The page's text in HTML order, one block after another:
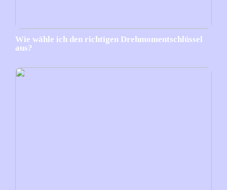
Wie wähle ich den richtigen Drehmomentschlüssel
aus?